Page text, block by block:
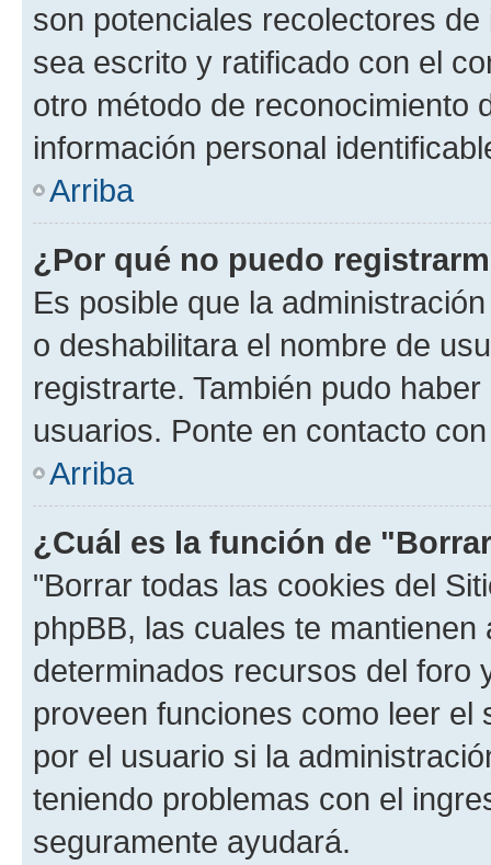
son potenciales recolectores
sea escrito y ratificado con el
otro método de reconocimiento
información personal
Arriba
¿Por qué no puedo
Es posible que la
o deshabilitara el nombre de
registrarte. También pudo
usuarios. Ponte en contacto
Arriba
¿Cuál es la función de
"Borrar todas las cookies del
phpBB, las cuales te
determinados recursos del foro
proveen funciones como leer el
por el usuario si la
teniendo problemas con el
seguramente ayudará.